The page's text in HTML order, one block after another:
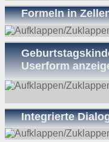
Formeln in
Userform
Integrierte